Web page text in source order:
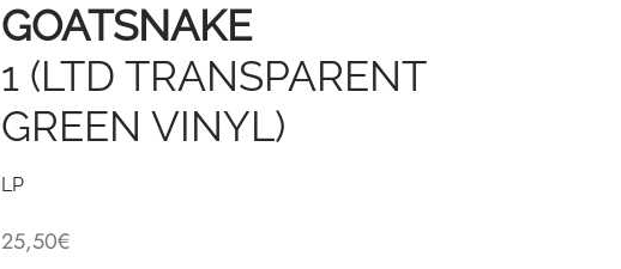
GOATSNAKE
1 (LTD TRANSPARENT
GREEN VINYL)
LP
25,50€